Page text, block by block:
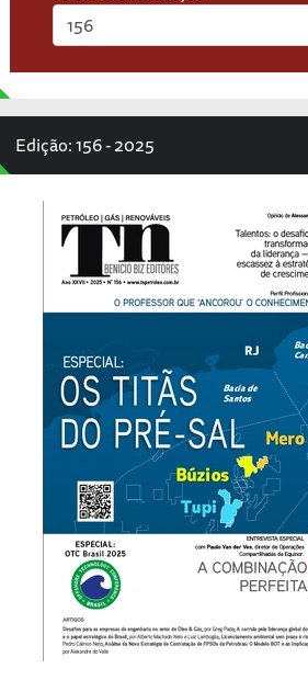
Edição: 156 - 2025